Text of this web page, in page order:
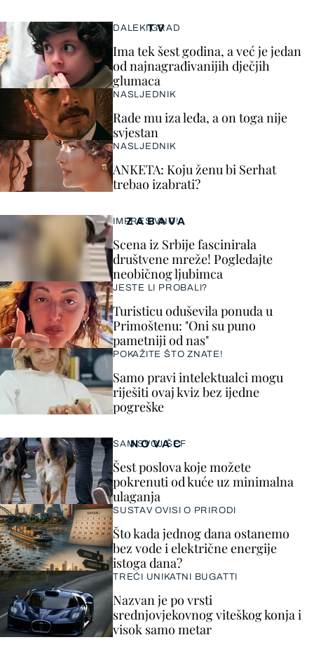
ZABAVA
IMPRESIVNO!
Scena iz Srbije fascinirala
društvene mreže! Pogledajte
neobičnog ljubimca
JESTE LI PROBALI?
Turisticu oduševila ponuda u
Primoštenu: "Oni su puno
pametniji od nas"
POKAŽITE ŠTO ZNATE!
Samo pravi intelektualci mogu
riješiti ovaj kviz bez ijedne
pogreške
TV
DALEKI GRAD
Ima tek šest godina, a već je jedan
od najnagrađivanijih dječjih
glumaca
NASLJEDNIK
Rade mu iza leđa, a on toga nije
svjestan
NASLJEDNIK
ANKETA: Koju ženu bi Serhat
trebao izabrati?
NOVAC
SAM SVOJ ŠEF
Šest poslova koje možete
pokrenuti od kuće uz minimalna
ulaganja
SUSTAV OVISI O PRIRODI
Što kada jednog dana ostanemo
bez vode i električne energije
istoga dana?
TREĆI UNIKATNI BUGATTI
Nazvan je po vrsti
srednjovjekovnog viteškog konja i
visok samo metar